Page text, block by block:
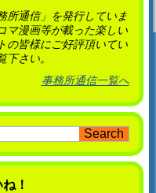
所通信」を発行していま
マ漫画等が載った楽しい
の皆様にご好評頂いてい
さい。
事務所通信一覧へ
！